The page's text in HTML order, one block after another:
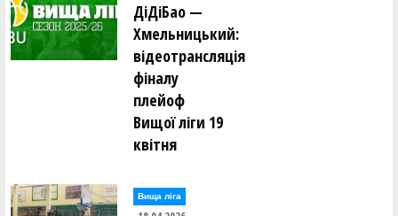
ДіДіБао —
Хмельницький:
відеотрансляція
фіналу
плейоф
Вищої ліги 19
квітня
Вища лiга